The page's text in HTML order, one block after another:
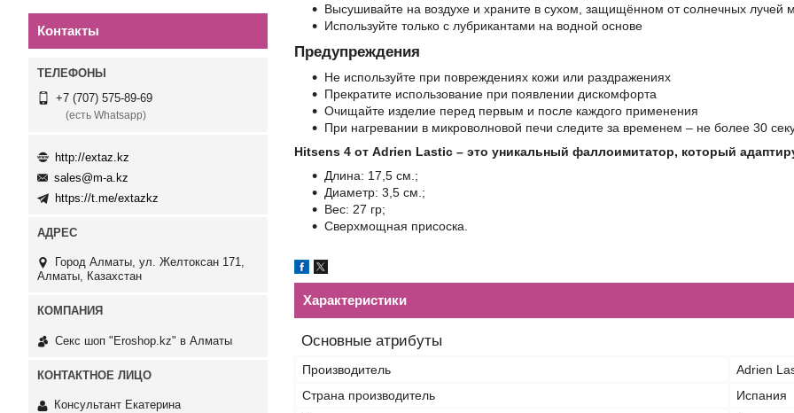
Высушивайте на воздухе и храните в сухом, защищённом от солнечных лучей
Используйте только с лубрикантами на водной основе
Предупреждения
Не используйте при повреждениях кожи или раздражениях
Прекратите использование при появлении дискомфорта
Очищайте изделие перед первым и после каждого применения
При нагревании в микроволновой печи следите за временем – не более 30
Hitsens 4 от Adrien Lastic – это уникальный фаллоимитатор, который
Длина: 17,5 см.;
Диаметр: 3,5 см.;
Вес: 27 гр;
Сверхмощная присоска.
Характеристики
Основные атрибуты
Производитель
Adrien
Страна производитель
Испания
Контакты
+7 (707) 575-89-69
(есть Whatsapp)
http://extaz.kz
sales@m-a.kz
https://t.me/extazkz
Город Алматы, ул. Желтоксан 171,
Алматы, Казахстан
Секс шоп "Eroshop.kz" в Алматы
Консультант Екатерина